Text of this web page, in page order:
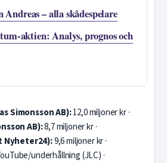
– alla skådespelare
aktien: Analys, prognos och
Simonsson AB):12,0 miljoner kr ·
AB):8,7 miljoner kr ·
Nyheter24):9,6 miljoner kr ·
underhållning (JLC) ·